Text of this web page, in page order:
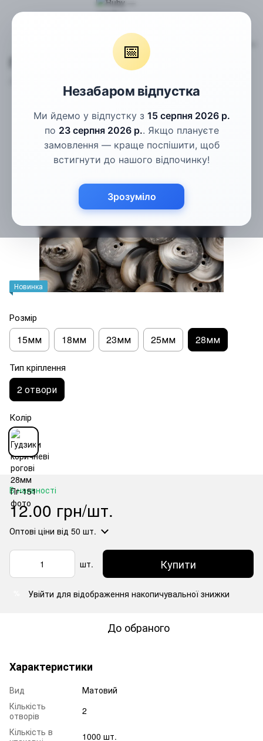
📅
Незабаром відпустка
Ми йдемо у відпустку з 15 серпня 2026 р.
по 23 серпня 2026 р.. Якщо плануєте
замовлення — краще поспішити, щоб
встигнути до нашого відпочинку!
Зрозуміло
Пальтові гудзики Гудзики коричневі рогові 28мм
Гудзики коричневі рогові 28мм
Новинка
Розмір
15мм 18мм 23мм 25мм 28мм
Тип кріплення
2 отвори
Колір
В наявності
12.00 грн/шт.
Оптові ціни від 50 шт.
шт. Купити
Увійти для відображення накопичувальної знижки
До обраного
Характеристики
Вид
Матовий
Кількість
отворів
2
Кількість в
1000 шт.